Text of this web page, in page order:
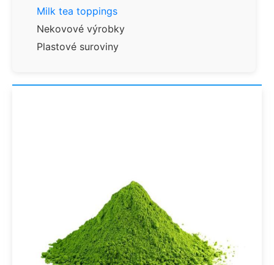
Milk tea toppings
Nekovové výrobky
Plastové suroviny